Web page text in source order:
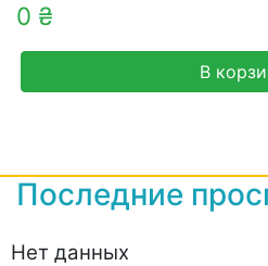
0 ₴
В
Последние
Нет данных